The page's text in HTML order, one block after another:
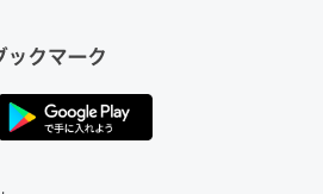
と1週間とかの人が多いそうだけど、それ
ール導入でコミュニケーションが劇的に変化し